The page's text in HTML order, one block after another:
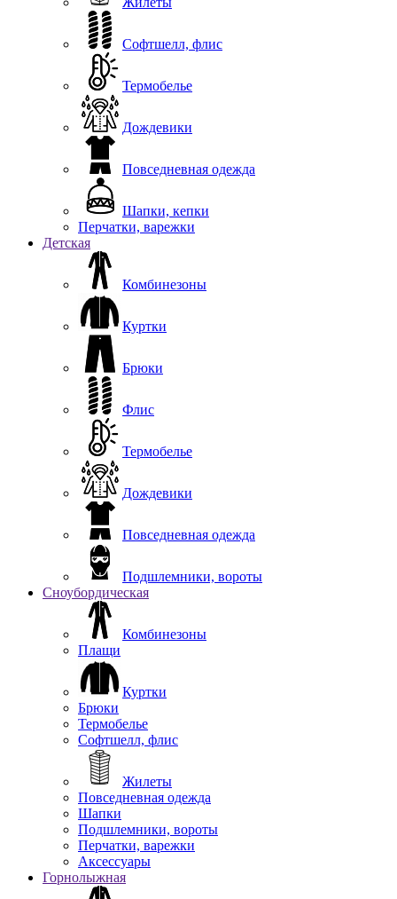
Софтшелл, флис
Термобелье
Дождевики
Повседневная одежда
Шапки, кепки
Перчатки, варежки
Детская
Комбинезоны
Куртки
Брюки
Флис
Термобелье
Дождевики
Повседневная одежда
Подшлемники, вороты
Сноубордическая
Комбинезоны
Плащи
Куртки
Брюки
Термобелье
Софтшелл, флис
Жилеты
Повседневная одежда
Шапки
Подшлемники, вороты
Перчатки, варежки
Аксессуары
Горнолыжная